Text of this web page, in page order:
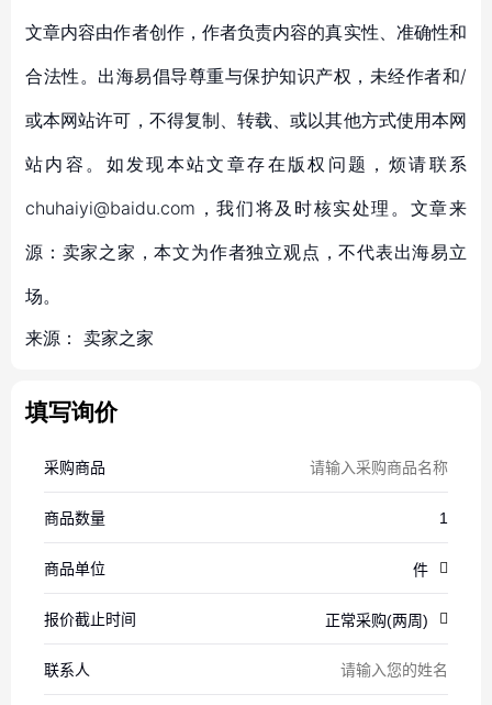
文章内容由作者创作，作者负责内容的真实性、准确性和
合法性。出海易倡导尊重与保护知识产权，未经作者和/
或本网站许可，不得复制、转载、或以其他方式使用本网
站内容。如发现本站文章存在版权问题，烦请联系
chuhaiyi@baidu.com，我们将及时核实处理。文章来
源：卖家之家，本文为作者独立观点，不代表出海易立
场。
来源： 卖家之家
填写询价